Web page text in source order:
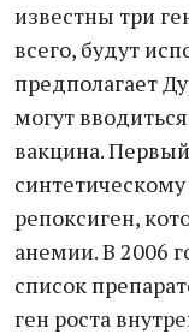
известны три
всего, будут
предполагает
могут
вакцина.
репоксиген,
анемии. В 2006
список
ген роста